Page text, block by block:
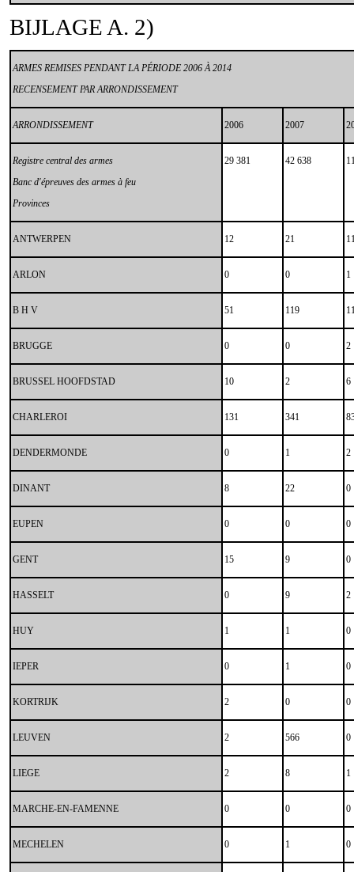
BIJLAGE A. 2)
ARMES REMISES PENDANT LA PÉRIODE 2006 À 2014
RECENSEMENT PAR ARRONDISSEMENT
ARRONDISSEMENT 2006 2007
Registre central des armes
Banc d'épreuves des armes à feu
Provinces
29 381 42 638
ANTWERPEN 12 21
ARLON 0 0 1
B H V 51 119
BRUGGE 0 0 2
BRUSSEL HOOFDSTAD 10 2 6
CHARLEROI 131 341
DENDERMONDE 0 1 2
DINANT 8 22 0
EUPEN 0 0 0
GENT 15 9 0
HASSELT 0 9 2
HUY 1 1 0
IEPER 0 1 0
KORTRIJK 2 0 0
LEUVEN 2 566 0
LIEGE 2 8 1
MARCHE-EN-FAMENNE 0 0 0
MECHELEN 0 1 0